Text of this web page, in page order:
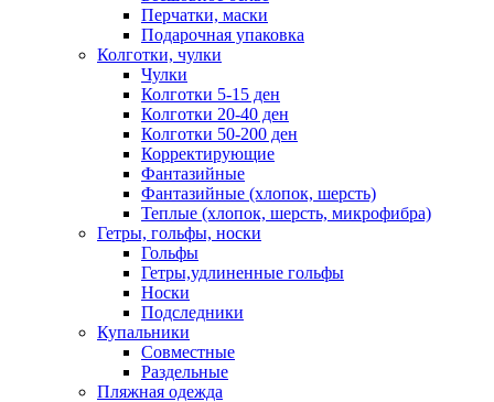
Перчатки, маски
Подарочная упаковка
Колготки, чулки
Чулки
Колготки 5-15 ден
Колготки 20-40 ден
Колготки 50-200 ден
Корректирующие
Фантазийные
Фантазийные (хлопок, шерсть)
Теплые (хлопок, шерсть, микрофибра)
Гетры, гольфы, носки
Гольфы
Гетры,удлиненные гольфы
Носки
Подследники
Купальники
Совместные
Раздельные
Пляжная одежда